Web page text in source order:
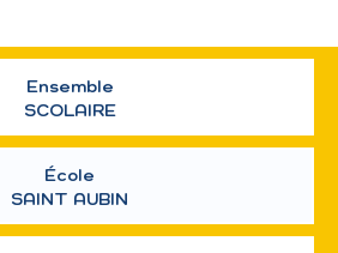
Ensemble
SCOLAIRE
École
SAINT AUBIN